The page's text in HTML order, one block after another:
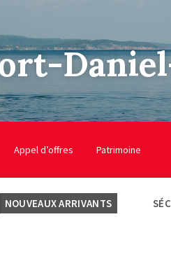
Appel d’offres
Patrimoine
NOUVEAUX ARRIVANTS